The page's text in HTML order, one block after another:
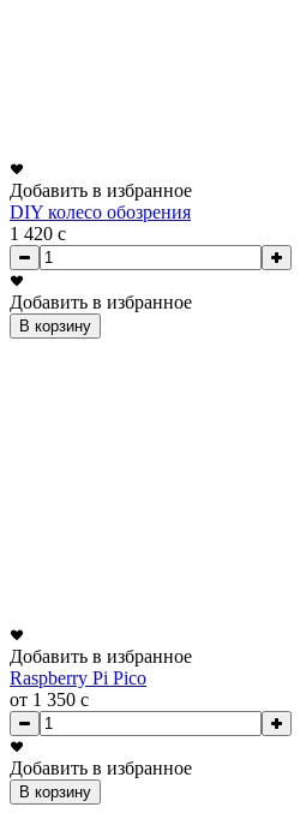
Добавить в избранное
DIY колесо обозрения
1 420 c
Добавить в избранное
В корзину
Добавить в избранное
Raspberry Pi Pico
от 1 350 c
Добавить в избранное
В корзину